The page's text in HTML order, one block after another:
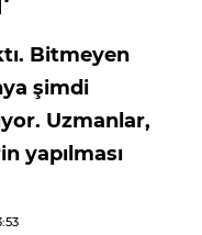
Bitmeyen
şimdi
Uzmanlar,
yapılması